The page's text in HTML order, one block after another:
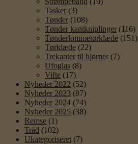
Tasker (3)
Tønder (108)
Tønder kantkniplinger (116)
Tønderlommetørklæde (151)
Tørklæde (22)
Trekanter til hjørner (7)
Ufoglas (8)
Vifte (17)
Nyheder 2022 (52)
Nyheder 2023 (87)
Nyheder 2024 (74)
Nyheder 2025 (38)
Remse (1)
Tråd (102)
Ukategoriseret (7)